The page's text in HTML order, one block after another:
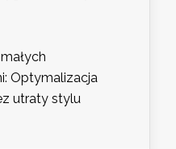
Optymalizacja
utraty stylu